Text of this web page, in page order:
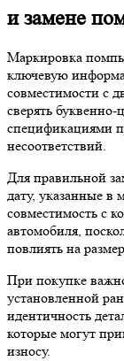
и замене
Маркировка
ключевую
совместимости с
сверять
спецификациями
несоответствий.
Для правильной
дату, указанные в
совместимость с
автомобиля,
повлиять на
При покупке
установленной
идентичность
которые могут
износу.